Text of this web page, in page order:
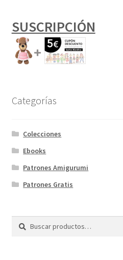
SUSCRIPCIÓN
Categorías
Colecciones
Ebooks
Patrones Amigurumi
Patrones Gratis
Buscar
Buscar